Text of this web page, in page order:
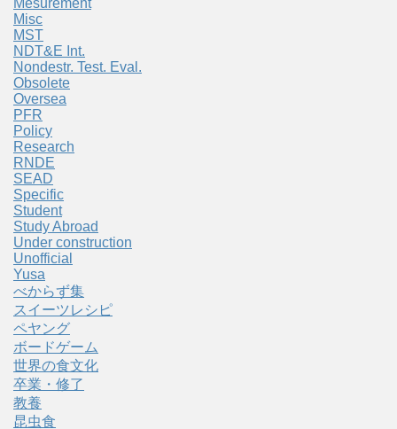
Mesurement
Misc
MST
NDT&E Int.
Nondestr. Test. Eval.
Obsolete
Oversea
PFR
Policy
Research
RNDE
SEAD
Specific
Student
Study Abroad
Under construction
Unofficial
Yusa
べからず集
スイーツレシピ
ペヤング
ボードゲーム
世界の食文化
卒業・修了
教養
昆虫食